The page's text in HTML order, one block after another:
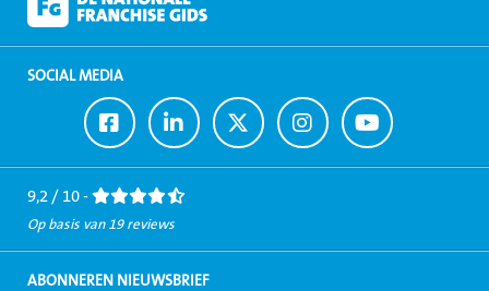
SOCIAL MEDIA
Ga
naar
Facebook
Ga
naar
LinkedIn
Ga
naar
Twitter
Ga
naar
Instagram
Ga
naar
Youtube
9,2 / 10 -
Op basis van 19 reviews
ABONNEREN NIEUWSBRIEF